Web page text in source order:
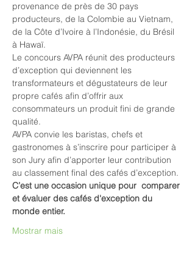
provenance de près de 30 pays
producteurs, de la Colombie au Vietnam,
de la Côte d’Ivoire à l’Indonésie, du Brésil
à Hawaï.
Le concours AVPA réunit des producteurs
d’exception qui deviennent les
transformateurs et dégustateurs de leur
propre cafés afin d’offrir aux
consommateurs un produit fini de grande
qualité.
AVPA convie les baristas, chefs et
gastronomes à s’inscrire pour participer à
son Jury afin d’apporter leur contribution
au classement final des cafés d’exception.
C’est une occasion unique pour  comparer
et évaluer des cafés d'exception du
monde entier.
Mostrar mais